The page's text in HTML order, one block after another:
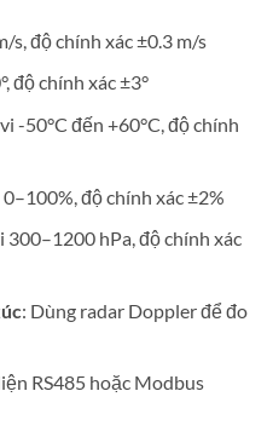
s, độ chính xác ±0.3 m/s
độ chính xác ±3°
-50°C đến +60°C, độ chính
độ chính xác ±2%
300–1200 hPa, độ chính xác
: Dùng radar Doppler để đo
RS485 hoặc Modbus